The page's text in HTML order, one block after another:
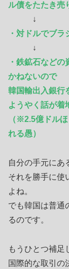
ル債をたたき売
↓
・対ドルでブ
↓
・鉄鉱石など
かねないので
韓国輸出入銀行
ようやく話が着
（※2.5億ドル
れる愚）
自分の手元にあ
それを勝手に使
よね。
でも韓国は普通
るのです。
もうひとつ補足
国際的な取引の